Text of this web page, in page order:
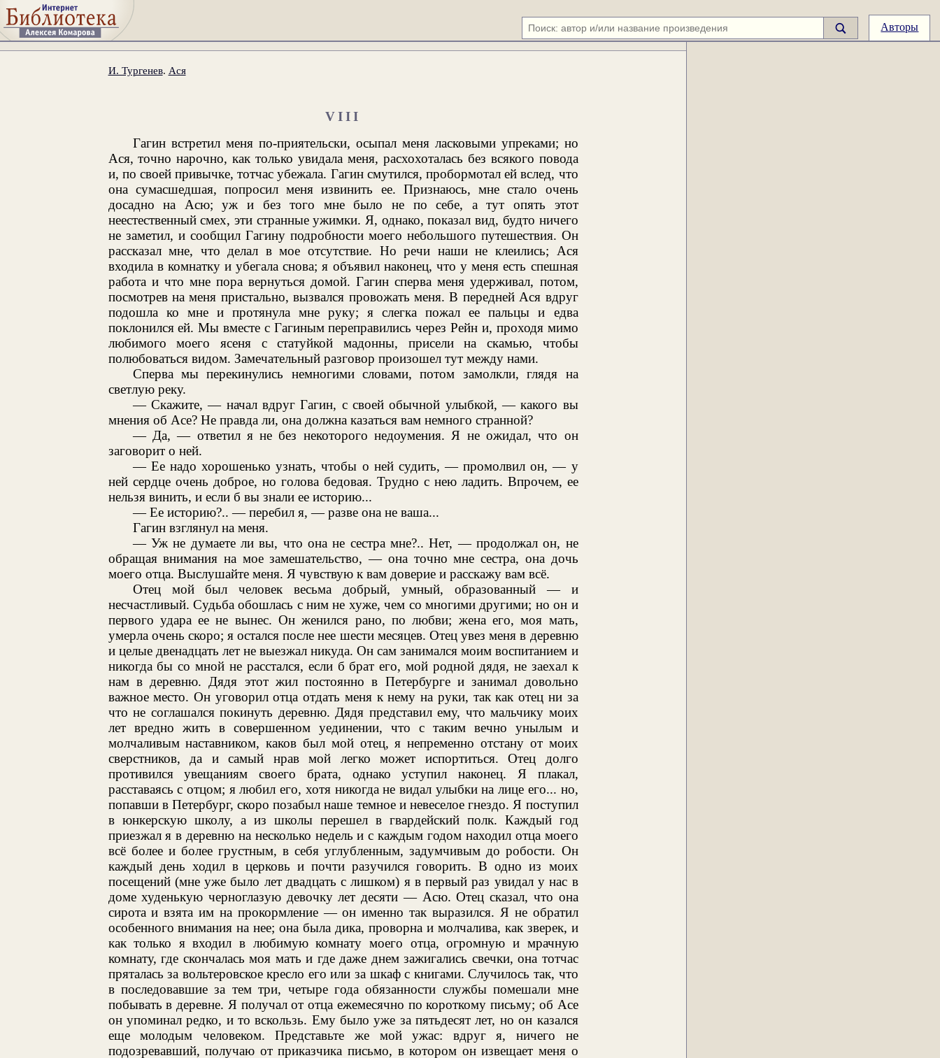
Авторы
И. Тургенев. Ася
VIII
Гагин встретил меня по-приятельски, осыпал меня ласковыми упреками; но
Ася, точно нарочно, как только увидала меня, расхохоталась без всякого повода
и, по своей привычке, тотчас убежала. Гагин смутился, пробормотал ей вслед, что
она сумасшедшая, попросил меня извинить ее. Признаюсь, мне стало очень
досадно на Асю; уж и без того мне было не по себе, а тут опять этот
неестественный смех, эти странные ужимки. Я, однако, показал вид, будто ничего
не заметил, и сообщил Гагину подробности моего небольшого путешествия. Он
рассказал мне, что делал в мое отсутствие. Но речи наши не клеились; Ася
входила в комнатку и убегала снова; я объявил наконец, что у меня есть спешная
работа и что мне пора вернуться домой. Гагин сперва меня удерживал, потом,
посмотрев на меня пристально, вызвался провожать меня. В передней Ася вдруг
подошла ко мне и протянула мне руку; я слегка пожал ее пальцы и едва
поклонился ей. Мы вместе с Гагиным переправились через Рейн и, проходя мимо
любимого моего ясеня с статуйкой мадонны, присели на скамью, чтобы
полюбоваться видом. Замечательный разговор произошел тут между нами.
Сперва мы перекинулись немногими словами, потом замолкли, глядя на
светлую реку.
— Скажите, — начал вдруг Гагин, с своей обычной улыбкой, — какого вы
мнения об Асе? Не правда ли, она должна казаться вам немного странной?
— Да, — ответил я не без некоторого недоумения. Я не ожидал, что он
заговорит о ней.
— Ее надо хорошенько узнать, чтобы о ней судить, — промолвил он, — у
ней сердце очень доброе, но голова бедовая. Трудно с нею ладить. Впрочем, ее
нельзя винить, и если б вы знали ее историю...
— Ее историю?.. — перебил я, — разве она не ваша...
Гагин взглянул на меня.
— Уж не думаете ли вы, что она не сестра мне?.. Нет, — продолжал он, не
обращая внимания на мое замешательство, — она точно мне сестра, она дочь
моего отца. Выслушайте меня. Я чувствую к вам доверие и расскажу вам всё.
Отец мой был человек весьма добрый, умный, образованный — и
несчастливый. Судьба обошлась с ним не хуже, чем со многими другими; но он и
первого удара ее не вынес. Он женился рано, по любви; жена его, моя мать,
умерла очень скоро; я остался после нее шести месяцев. Отец увез меня в деревню
и целые двенадцать лет не выезжал никуда. Он сам занимался моим воспитанием и
никогда бы со мной не расстался, если б брат его, мой родной дядя, не заехал к
нам в деревню. Дядя этот жил постоянно в Петербурге и занимал довольно
важное место. Он уговорил отца отдать меня к нему на руки, так как отец ни за
что не соглашался покинуть деревню. Дядя представил ему, что мальчику моих
лет вредно жить в совершенном уединении, что с таким вечно унылым и
молчаливым наставником, каков был мой отец, я непременно отстану от моих
сверстников, да и самый нрав мой легко может испортиться. Отец долго
противился увещаниям своего брата, однако уступил наконец. Я плакал,
расставаясь с отцом; я любил его, хотя никогда не видал улыбки на лице его... но,
попавши в Петербург, скоро позабыл наше темное и невеселое гнездо. Я поступил
в юнкерскую школу, а из школы перешел в гвардейский полк. Каждый год
приезжал я в деревню на несколько недель и с каждым годом находил отца моего
всё более и более грустным, в себя углубленным, задумчивым до робости. Он
каждый день ходил в церковь и почти разучился говорить. В одно из моих
посещений (мне уже было лет двадцать с лишком) я в первый раз увидал у нас в
доме худенькую черноглазую девочку лет десяти — Асю. Отец сказал, что она
сирота и взята им на прокормление — он именно так выразился. Я не обратил
особенного внимания на нее; она была дика, проворна и молчалива, как зверек, и
как только я входил в любимую комнату моего отца, огромную и мрачную
комнату, где скончалась моя мать и где даже днем зажигались свечки, она тотчас
пряталась за вольтеровское кресло его или за шкаф с книгами. Случилось так, что
в последовавшие за тем три, четыре года обязанности службы помешали мне
побывать в деревне. Я получал от отца ежемесячно по короткому письму; об Асе
он упоминал редко, и то вскользь. Ему было уже за пятьдесят лет, но он казался
еще молодым человеком. Представьте же мой ужас: вдруг я, ничего не
подозревавший, получаю от приказчика письмо, в котором он извещает меня о